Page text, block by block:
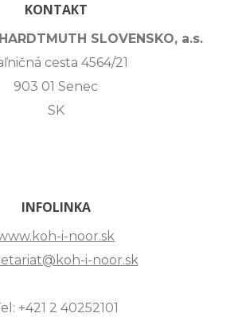
KONTAKT
SLOVENSKO, a.s.
cesta 4564/21
903 01 Senec
SK
INFOLINKA
i-noor.sk
i-noor.sk
+421 2 40252101